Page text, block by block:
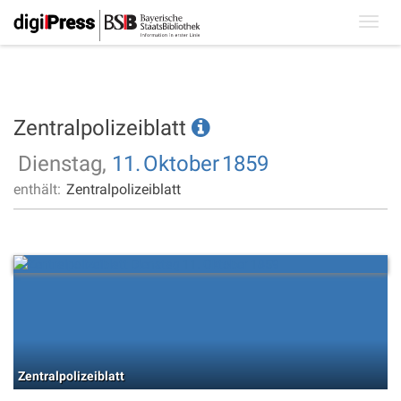
Zentralpolizeiblatt
Dienstag, 11.Oktober1859
enthält: Zentralpolizeiblatt
Zentralpolizeiblatt